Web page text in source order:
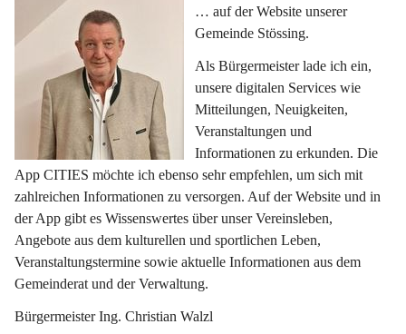
… auf der Website unserer
Gemeinde Stössing.
Als Bürgermeister lade ich ein,
unsere digitalen Services wie
Mitteilungen, Neuigkeiten,
Veranstaltungen und
Informationen zu erkunden. Die
App CITIES möchte ich ebenso sehr empfehlen, um sich mit
zahlreichen Informationen zu versorgen. Auf der Website und in
der App gibt es Wissenswertes über unser Vereinsleben,
Angebote aus dem kulturellen und sportlichen Leben,
Veranstaltungstermine sowie aktuelle Informationen aus dem
Gemeinderat und der Verwaltung.
Bürgermeister Ing. Christian Walzl